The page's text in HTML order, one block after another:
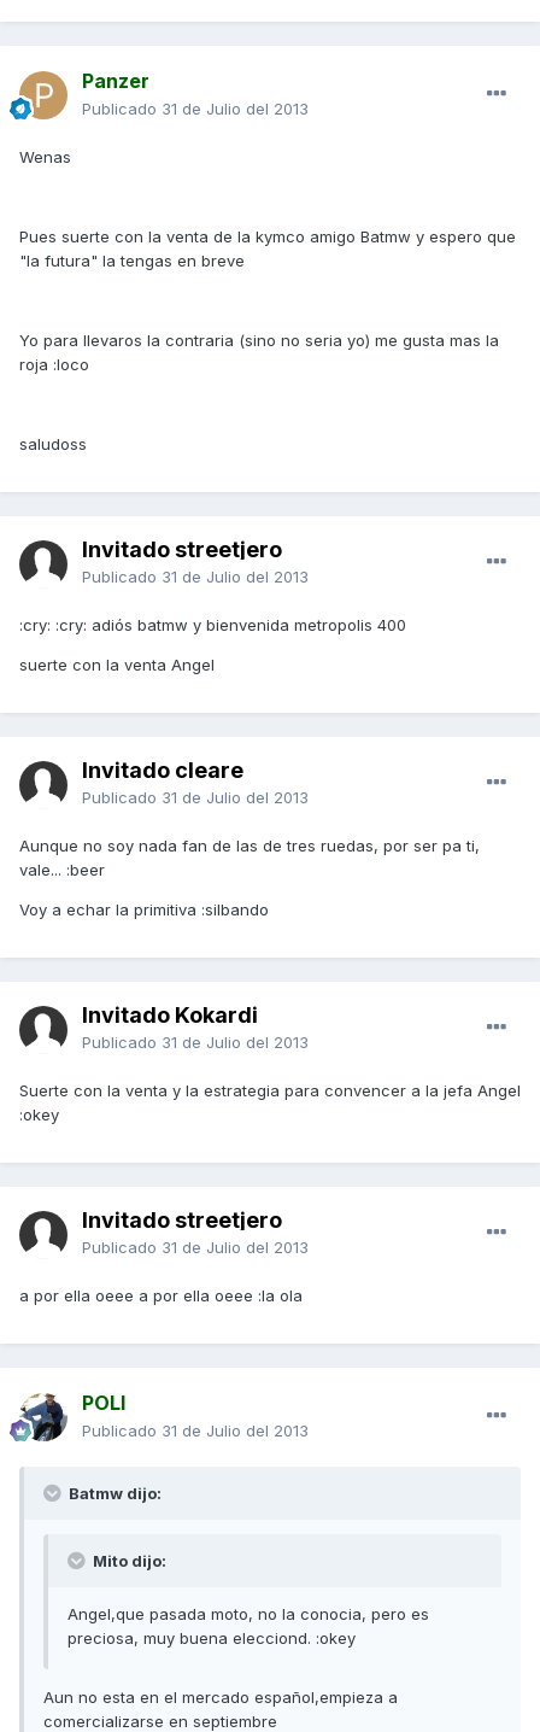
Panzer
Publicado 31 de Julio del 2013
Wenas
Pues suerte con la venta de la kymco amigo Batmw y espero que
"la futura" la tengas en breve
Yo para llevaros la contraria (sino no seria yo) me gusta mas la
roja :loco
saludoss
Invitado streetjero
Publicado 31 de Julio del 2013
:cry: :cry: adiós batmw y bienvenida metropolis 400
suerte con la venta Angel
Invitado cleare
Publicado 31 de Julio del 2013
Aunque no soy nada fan de las de tres ruedas, por ser pa ti,
vale... :beer
Voy a echar la primitiva :silbando
Invitado Kokardi
Publicado 31 de Julio del 2013
Suerte con la venta y la estrategia para convencer a la jefa Angel
:okey
Invitado streetjero
Publicado 31 de Julio del 2013
a por ella oeee a por ella oeee :la ola
POLI
Publicado 31 de Julio del 2013
Batmw dijo:
Mito dijo:
Angel,que pasada moto, no la conocia, pero es
preciosa, muy buena elecciond. :okey
Aun no esta en el mercado español,empieza a
comercializarse en septiembre